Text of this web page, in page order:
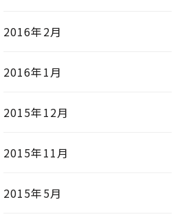
2016年2月
2016年1月
2015年12月
2015年11月
2015年5月